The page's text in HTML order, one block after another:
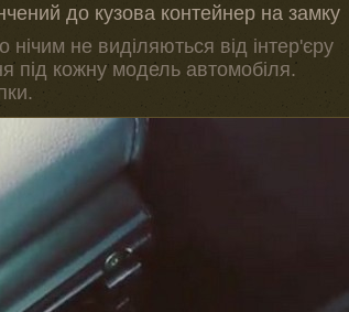
до кузова контейнер на замку
не виділяються від інтер'єру
під кожну модель автомобіля.